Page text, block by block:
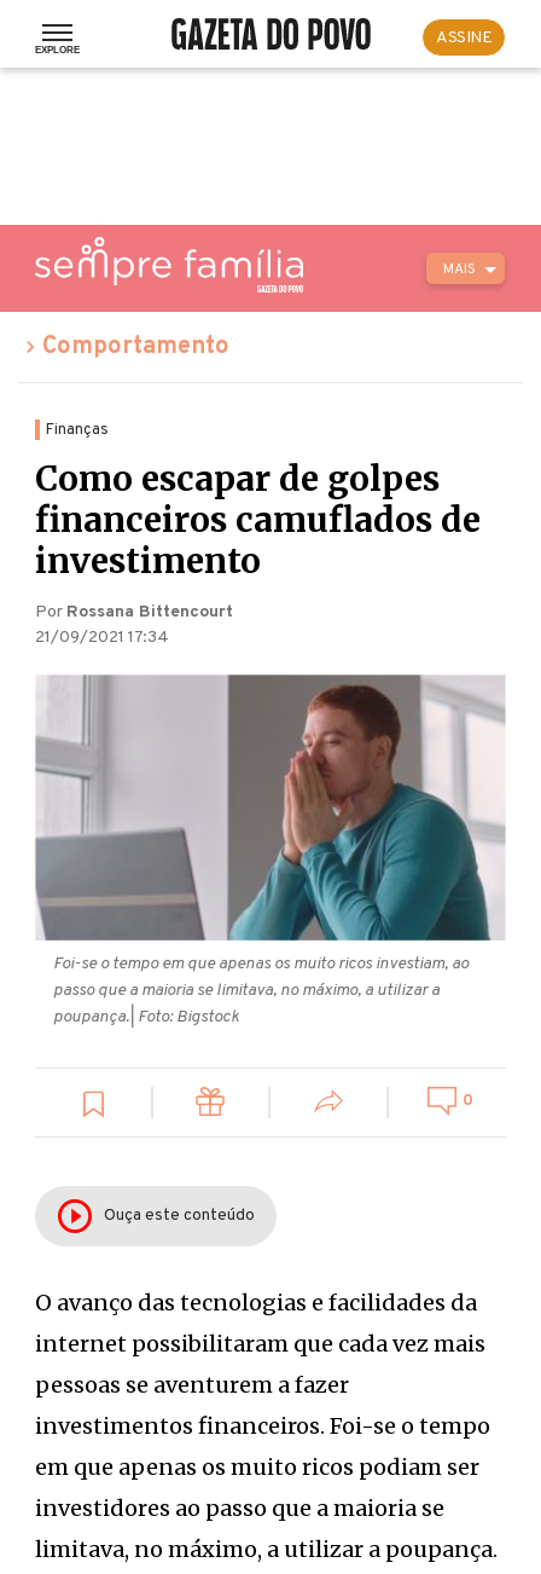
ASSINE
MAIS
Comportamento
Finanças
Como escapar de golpes
financeiros camuflados de
investimento
Por Rossana Bittencourt
21/09/2021 17:34
Foi-se o tempo em que apenas os muito ricos investiam, ao
passo que a maioria se limitava, no máximo, a utilizar a
poupança. | Foto: Bigstock
0
Ouça este conteúdo
O avanço das tecnologias e facilidades da
internet possibilitaram que cada vez mais
pessoas se aventurem a fazer
investimentos financeiros. Foi-se o tempo
em que apenas os muito ricos podiam ser
investidores ao passo que a maioria se
limitava, no máximo, a utilizar a poupança.